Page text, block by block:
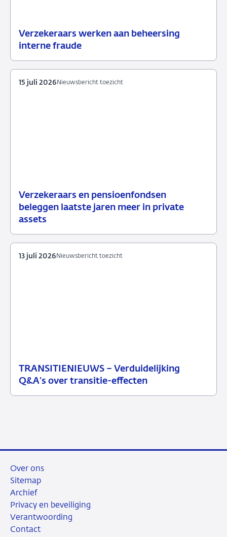
Verzekeraars werken aan beheersing
interne fraude
24
Nieuwsbericht
Verzekeraars en pensioenfondsen
beleggen laatste jaren meer in private
assets
15
juli
Nieuwsbericht
toezicht
Nieuwsbericht toezicht
15 juli 2026
TRANSITIENIEUWS – Verduidelijking
Q&A’s over transitie-effecten
13
Nieuwsbericht
Nieuwsbericht toezicht
13 juli 2026
Over ons
Sitemap
Archief
Privacy en beveiliging
Verantwoording
Contact